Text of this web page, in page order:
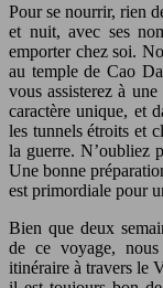
Pour se nourrir, rien
et nuit, avec ses
emporter chez soi.
au temple de Cao
vous assisterez à
caractère unique, et
les tunnels étroits et
la guerre. N’oubliez
Une bonne
est primordiale pour
Bien que deux
de ce voyage,
itinéraire à travers le